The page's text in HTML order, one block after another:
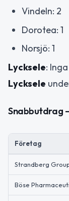
Vindeln: 2
Dorotea: 1
Norsjö: 1
Lycksele:
Lycksele
Snabbutdrag
Företag
Strandberg
Böse